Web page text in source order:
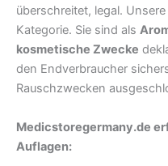
überschreitet, legal.
Kategorie. Sie sind als
kosmetische Zwecke
den Endverbraucher
Rauschzwecken
Medicstoregermany.de
Auflagen: